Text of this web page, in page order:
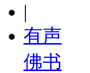
|
有声
佛书